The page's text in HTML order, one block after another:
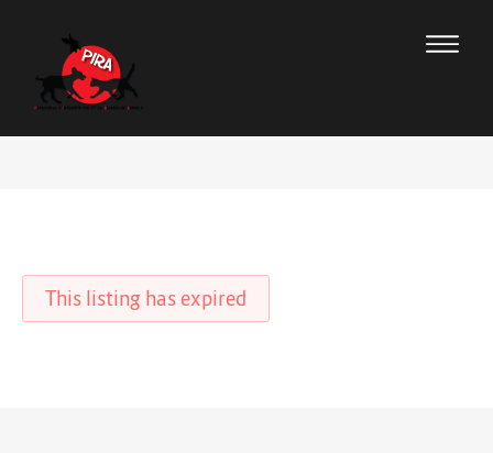
This listing has expired